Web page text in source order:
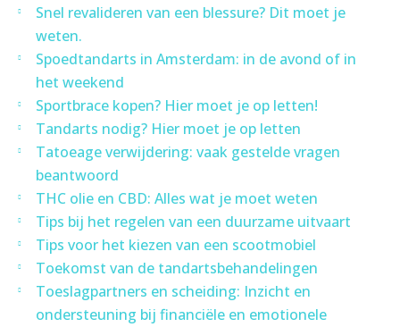
Snel revalideren van een blessure? Dit moet je
weten.
Spoedtandarts in Amsterdam: in de avond of in
het weekend
Sportbrace kopen? Hier moet je op letten!
Tandarts nodig? Hier moet je op letten
Tatoeage verwijdering: vaak gestelde vragen
beantwoord
THC olie en CBD: Alles wat je moet weten
Tips bij het regelen van een duurzame uitvaart
Tips voor het kiezen van een scootmobiel
Toekomst van de tandartsbehandelingen
Toeslagpartners en scheiding: Inzicht en
ondersteuning bij financiële en emotionele